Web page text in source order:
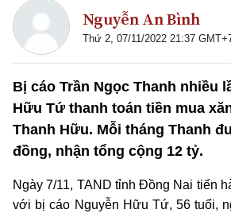
Nguyễn An Bình
Thứ 2, 07/11/2022 21:37
Bị cáo Trần Ngọc Thanh nhiều
Hữu Tứ thanh toán tiền mua
Thanh Hữu. Mỗi tháng Thanh
đồng, nhận tổng cộng 12 tỷ.
Ngày 7/11, TAND tỉnh Đồng Nai tiến
với bị cáo Nguyễn Hữu Tứ, 56 tuổi,